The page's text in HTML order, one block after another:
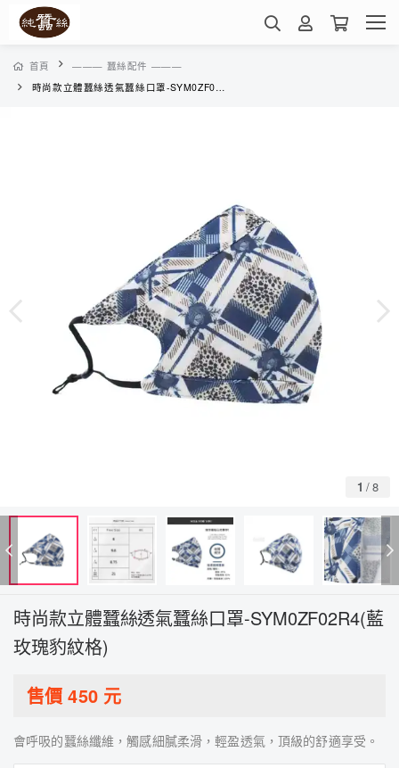
首頁
——— 蠶絲配件 ———
時尚款立體蠶絲透氣蠶絲口罩-SYM0ZF02R4(藍玫瑰豹紋格)
1 /8
時尚款立體蠶絲透氣蠶絲口罩-SYM0ZF02R4(藍
玫瑰豹紋格)
售價450元
會呼吸的蠶絲纖維，觸感細膩柔滑，輕盈透氣，頂級的舒適享受。